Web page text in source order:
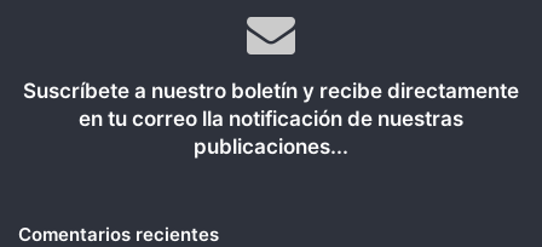
Suscríbete a nuestro boletín y recibe directamente
en tu correo lla notificación de nuestras
publicaciones...
Comentarios recientes